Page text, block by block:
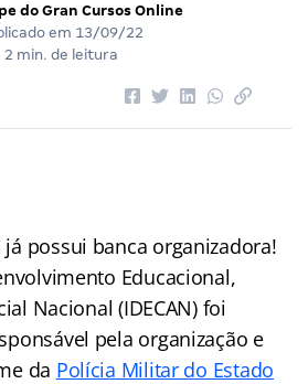
do Gran Cursos Online
em 13/09/22
2 min. de leitura
já possui banca organizadora!
Educacional,
Nacional (IDECAN) foi
pela organização e
da Polícia Militar do Estado